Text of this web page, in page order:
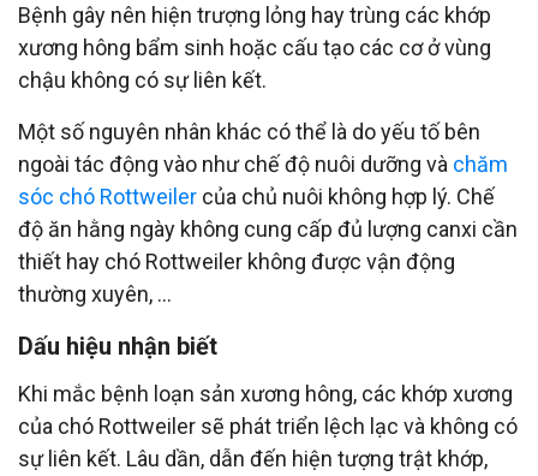
Bệnh gây nên hiện trượng lỏng hay trùng các khớp
xương hông bẩm sinh hoặc cấu tạo các cơ ở vùng
chậu không có sự liên kết.
Một số nguyên nhân khác có thể là do yếu tố bên
ngoài tác động vào như chế độ nuôi dưỡng và chăm
sóc chó Rottweiler của chủ nuôi không hợp lý. Chế
độ ăn hằng ngày không cung cấp đủ lượng canxi cần
thiết hay chó Rottweiler không được vận động
thường xuyên, …
Dấu hiệu nhận biết
Khi mắc bệnh loạn sản xương hông, các khớp xương
của chó Rottweiler sẽ phát triển lệch lạc và không có
sự liên kết. Lâu dần, dẫn đến hiện tượng trật khớp,